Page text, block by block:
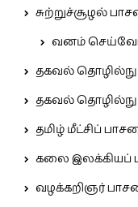
சுற்றுச்சூழல்
வனம்
தகவல்
தகவல்
தமிழ் மீட்சிப்
கலை இலக்கியப்
வழக்கறிஞர்